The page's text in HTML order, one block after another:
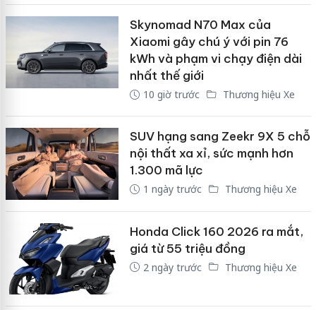
Skynomad N70 Max của
Xiaomi gây chú ý với pin 76
kWh và phạm vi chạy điện dài
nhất thế giới
10 giờ trước Thương hiệu Xe
SUV hạng sang Zeekr 9X 5 chỗ
nội thất xa xỉ, sức mạnh hơn
1.300 mã lực
1 ngày trước Thương hiệu Xe
Honda Click 160 2026 ra mắt,
giá từ 55 triệu đồng
2 ngày trước Thương hiệu Xe